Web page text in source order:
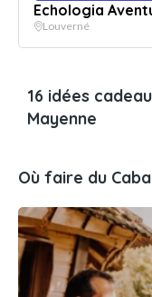
Echologia
Louverné
16 idées
Mayenne
Où faire du